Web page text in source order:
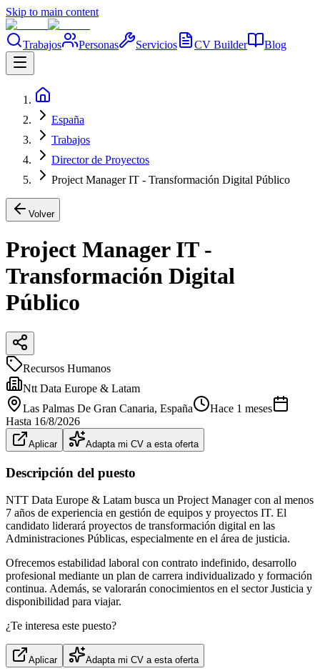
Skip to main content
Trabajos Personas Servicios CV Builder Blog
España
Trabajos
Director de Proyectos
Project Manager IT - Transformación Digital Público
Volver
Project Manager IT -
Transformación Digital
Público
Recursos Humanos
Ntt Data Europe & Latam
Las Palmas De Gran Canaria, España
Hace 1 meses
Hasta 16/8/2026
Aplicar Adapta mi CV a esta oferta
Descripción del puesto
NTT Data Europe & Latam busca un Project Manager con al menos
7 años de experiencia en gestión de equipos y proyectos IT. El
candidato liderará proyectos de transformación digital en las
Administraciones Públicas, especialmente en el área de justicia.
Ofrecemos estabilidad laboral con contrato indefinido, desarrollo
profesional mediante un plan de carrera individualizado y formación
continua. Además, se valorarán conocimientos en el sector Justicia y
disponibilidad para viajar.
¿Te interesa este puesto?
Aplicar Adapta mi CV a esta oferta